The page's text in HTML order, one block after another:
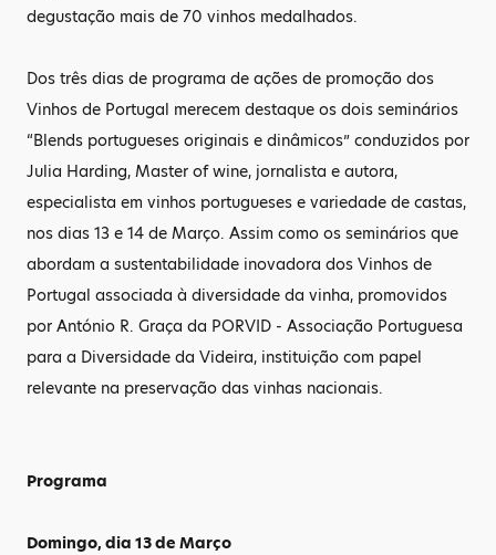
degustação mais de 70 vinhos medalhados.
Dos três dias de programa de ações de promoção dos
Vinhos de Portugal merecem destaque os dois seminários
“Blends portugueses originais e dinâmicos” conduzidos por
Julia Harding, Master of wine, jornalista e autora,
especialista em vinhos portugueses e variedade de castas,
nos dias 13 e 14 de Março. Assim como os seminários que
abordam a sustentabilidade inovadora dos Vinhos de
Portugal associada à diversidade da vinha, promovidos
por António R. Graça da PORVID - Associação Portuguesa
para a Diversidade da Videira, instituição com papel
relevante na preservação das vinhas nacionais.
Programa
Domingo, dia 13 de Março